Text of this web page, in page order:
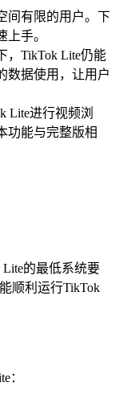
间有限的用户。下
手。
，TikTok Lite仍能
数据使用，让用户
Lite进行视频浏
功能与完整版相
的最低系统要
顺利运行TikTok
：